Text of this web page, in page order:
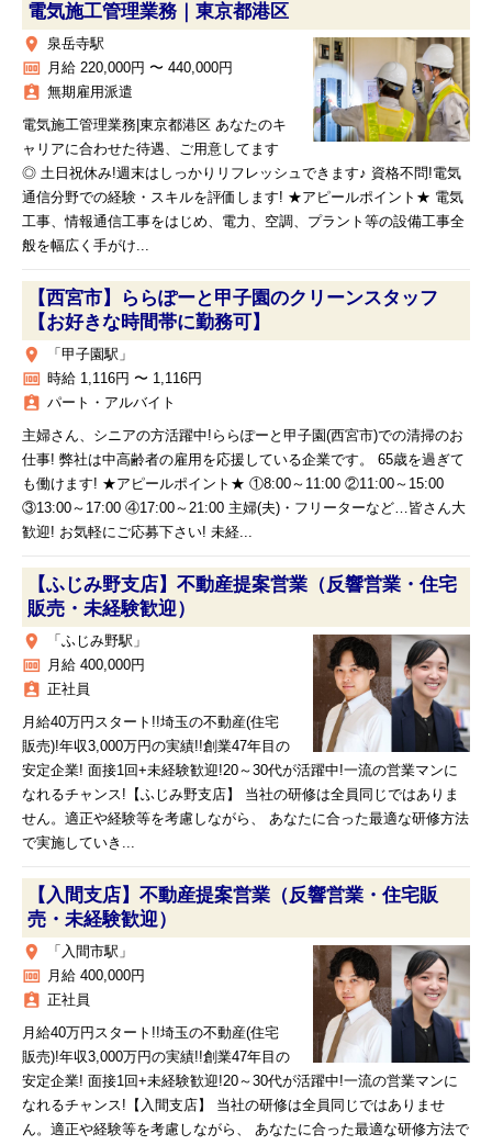
電気施工管理業務｜東京都港区
place 泉岳寺駅
money 月給 220,000円 〜 440,000円
assignment_ind 無期雇用派遣
電気施工管理業務|東京都港区 あなたのキ
ャリアに合わせた待遇、ご用意してます
◎ 土日祝休み!週末はしっかりリフレッシュできます♪ 資格不問!電気
通信分野での経験・スキルを評価します! ★アピールポイント★ 電気
工事、情報通信工事をはじめ、電力、空調、プラント等の設備工事全
般を幅広く手がけ...
【西宮市】ららぽーと甲子園のクリーンスタッフ
【お好きな時間帯に勤務可】
place 「甲子園駅」
money 時給 1,116円 〜 1,116円
assignment_ind パート・アルバイト
主婦さん、シニアの方活躍中!ららぽーと甲子園(西宮市)での清掃のお
仕事! 弊社は中高齢者の雇用を応援している企業です。 65歳を過ぎて
も働けます! ★アピールポイント★ ①8:00～11:00 ②11:00～15:00
③13:00～17:00 ④17:00～21:00 主婦(夫)・フリーターなど…皆さん大
歓迎! お気軽にご応募下さい! 未経...
【ふじみ野支店】不動産提案営業（反響営業・住宅
販売・未経験歓迎）
place 「ふじみ野駅」
money 月給 400,000円
assignment_ind 正社員
月給40万円スタート!!埼玉の不動産(住宅
販売)!年収3,000万円の実績!!創業47年目の
安定企業! 面接1回+未経験歓迎!20～30代が活躍中!一流の営業マンに
なれるチャンス!【ふじみ野支店】 当社の研修は全員同じではありま
せん。適正や経験等を考慮しながら、 あなたに合った最適な研修方法
で実施していき...
【入間支店】不動産提案営業（反響営業・住宅販
売・未経験歓迎）
place 「入間市駅」
money 月給 400,000円
assignment_ind 正社員
月給40万円スタート!!埼玉の不動産(住宅
販売)!年収3,000万円の実績!!創業47年目の
安定企業! 面接1回+未経験歓迎!20～30代が活躍中!一流の営業マンに
なれるチャンス!【入間支店】 当社の研修は全員同じではありませ
ん。適正や経験等を考慮しながら、 あなたに合った最適な研修方法で